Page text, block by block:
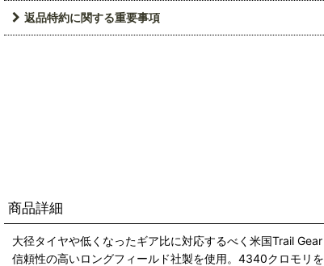
返品特約に関する重要事項
商品詳細
大径タイヤや低くなったギア比に対応するべく米国Trail
信頼性の高いロングフィールド社製を使用。4340クロモリ